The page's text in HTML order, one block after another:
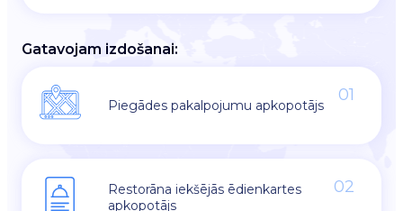
Gatavojam izdošanai:
01
Piegādes pakalpojumu apkopotājs
02
Restorāna iekšējās ēdienkartes
apkopotājs